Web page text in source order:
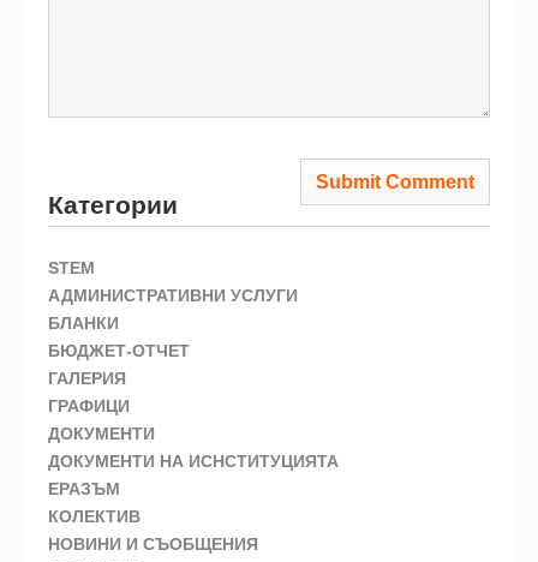
Категории
STEM
АДМИНИСТРАТИВНИ УСЛУГИ
БЛАНКИ
БЮДЖЕТ-ОТЧЕТ
ГАЛЕРИЯ
ГРАФИЦИ
ДОКУМЕНТИ
ДОКУМЕНТИ НА ИСНСТИТУЦИЯТА
ЕРАЗЪМ
КОЛЕКТИВ
НОВИНИ И СЪОБЩЕНИЯ